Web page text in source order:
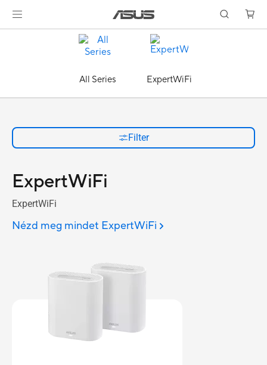
All Series ExpertWiFi
Filter
ExpertWiFi
ExpertWiFi
Nézd meg mindet ExpertWiFi